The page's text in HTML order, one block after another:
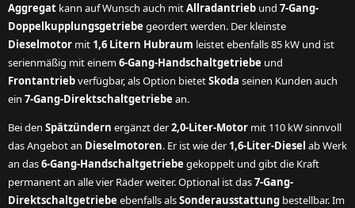
Aggregat kann auf Wunsch auch mitAllradantrieb und 7-Gang-
Doppelkupplungsgetriebe geordert werden. Der kleinste
Dieselmotor mit 1,6 Litern Hubraum leistet ebenfalls 85 kW und ist
serienmäßig mit einem6-Gang-Handschaltgetriebe und
Frontantriebverfügbar, als Option bietetSkoda seinen Kunden auch
ein 7-Gang-Direktschaltgetriebe an.
Bei den Spätzündern ergänzt der2,0-Liter-Motor mit 110 kW sinnvoll
das Angebot an Dieselmotoren. Er ist wie der 1,6-Liter-Diesel ab Werk
an das6-Gang-Handschaltgetriebe gekoppelt und gibt die Kraft
permanent an alle vier Räder weiter. Optional ist das7-Gang-
Direktschaltgetriebe ebenfalls alsSonderausstattung bestellbar. Im